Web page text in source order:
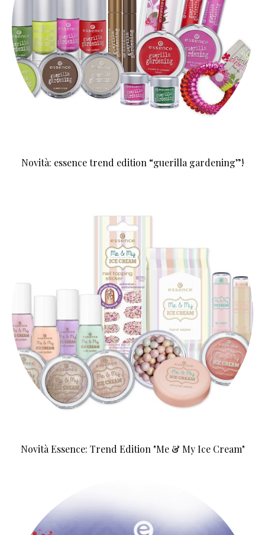
Novità: essence trend edition “guerilla gardening”!
Novità Essence: Trend Edition "Me & My Ice Cream"